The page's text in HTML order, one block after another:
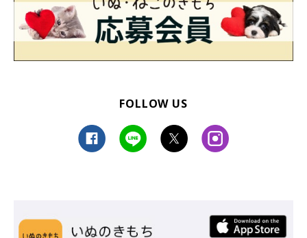
参考／「ねこのきもち」2018年9月号「最新情報や気になるワー
ドも 猫医療の現場から 今月のテーマ Vol.4 心の病気」（監修：も
みの木動物病院副院長 日本獣医動物行動研究会幹事 獣医師 村田
※記事と写真に関連性はありませんので予めご了承ください。
FOLLOW US